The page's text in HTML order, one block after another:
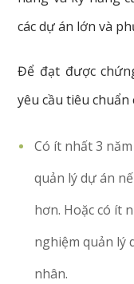
các dự án lớn và
Để đạt được
yêu cầu tiêu chuẩn
Có ít nhất 3
quản lý dự án
hơn. Hoặc có ít
nghiệm quản lý
nhân.